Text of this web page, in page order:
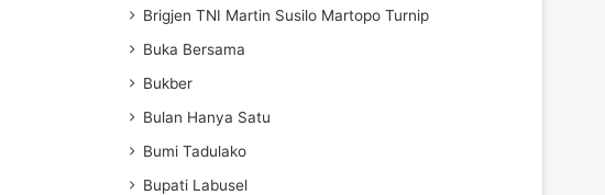
Brigjen TNI Martin Susilo Martopo Turnip
Buka Bersama
Bukber
Bulan Hanya Satu
Bumi Tadulako
Bupati Labusel